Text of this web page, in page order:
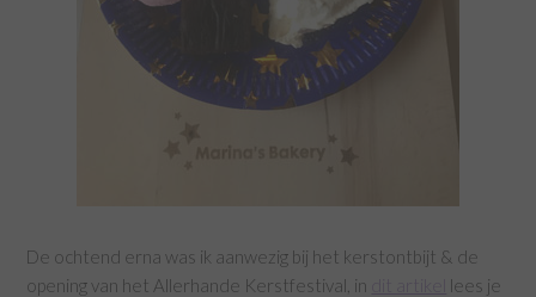
De ochtend erna was ik aanwezig bij het kerstontbijt & de
opening van het Allerhande Kerstfestival, in
lees je